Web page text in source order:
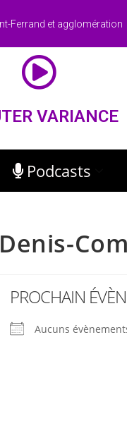
Ferrand et agglomération
VARIANCE
Podcasts
PROCHAIN
Aucuns